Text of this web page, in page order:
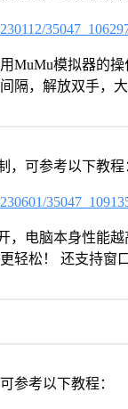
MuMu模拟器的
隔，解放双手，
，可参考以下教程
，电脑本身性能
轻松！ 还支持窗
参考以下教程：